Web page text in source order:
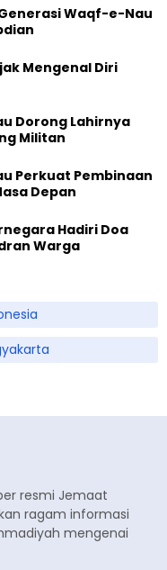
Generasi Waqf-e-Nau
Mengenal Diri
Dorong Lahirnya
Militan
Perkuat Pembinaan
Depan
Hadiri Doa
Warga
resmi Jemaat
ragam informasi
mengenai